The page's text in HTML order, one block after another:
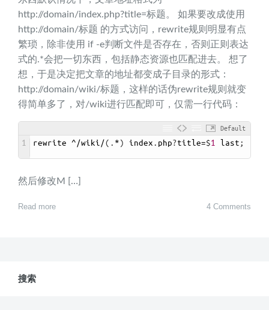
http://domain/index.php?title=标题。 如果要改成使用
http://domain/标题 的方式访问，rewrite规则明显有点
繁琐，除非使用 if -e判断文件是否存在，否则正则表达
式的.*会把一切东西，包括静态资源也匹配进去。 想了
想，于是决定把文章的地址都变成子目录的形式：
http://domain/wiki/标题，这样的话伪rewrite规则就变
得简单多了，对/wiki进行匹配即可，仅需一行代码：
Default
1 rewrite ^/wiki /( . *) index . php? title=$1 last ;
然后修改M […]
Read more 4 Comments
搜索